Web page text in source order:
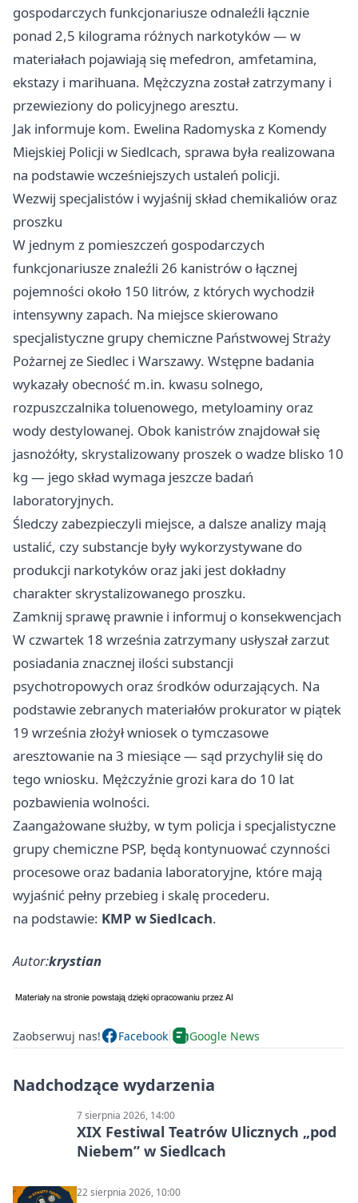
gospodarczych funkcjonariusze odnaleźli łącznie
ponad 2,5 kilograma różnych narkotyków — w
materiałach pojawiają się mefedron, amfetamina,
ekstazy i marihuana. Mężczyzna został zatrzymany i
przewieziony do policyjnego aresztu.
Jak informuje kom. Ewelina Radomyska z Komendy
Miejskiej Policji w Siedlcach, sprawa była realizowana
na podstawie wcześniejszych ustaleń policji.
Wezwij specjalistów i wyjaśnij skład chemikaliów oraz
proszku
W jednym z pomieszczeń gospodarczych
funkcjonariusze znaleźli 26 kanistrów o łącznej
pojemności około 150 litrów, z których wychodził
intensywny zapach. Na miejsce skierowano
specjalistyczne grupy chemiczne Państwowej Straży
Pożarnej ze Siedlec i Warszawy. Wstępne badania
wykazały obecność m.in. kwasu solnego,
rozpuszczalnika toluenowego, metyloaminy oraz
wody destylowanej. Obok kanistrów znajdował się
jasnożółty, skrystalizowany proszek o wadze blisko 10
kg — jego skład wymaga jeszcze badań
laboratoryjnych.
Śledczy zabezpieczyli miejsce, a dalsze analizy mają
ustalić, czy substancje były wykorzystywane do
produkcji narkotyków oraz jaki jest dokładny
charakter skrystalizowanego proszku.
Zamknij sprawę prawnie i informuj o konsekwencjach
W czwartek 18 września zatrzymany usłyszał zarzut
posiadania znacznej ilości substancji
psychotropowych oraz środków odurzających. Na
podstawie zebranych materiałów prokurator w piątek
19 września złożył wniosek o tymczasowe
aresztowanie na 3 miesiące — sąd przychylił się do
tego wniosku. Mężczyźnie grozi kara do 10 lat
pozbawienia wolności.
Zaangażowane służby, w tym policja i specjalistyczne
grupy chemiczne PSP, będą kontynuować czynności
procesowe oraz badania laboratoryjne, które mają
wyjaśnić pełny przebieg i skalę procederu.
na podstawie: KMP w Siedlcach.
Autor:krystian
Zaobserwuj nas! Facebook Google News
Nadchodzące wydarzenia
7 sierpnia 2026, 14:00
XIX Festiwal Teatrów Ulicznych „pod
Niebem” w Siedlcach
22 sierpnia 2026, 10:00